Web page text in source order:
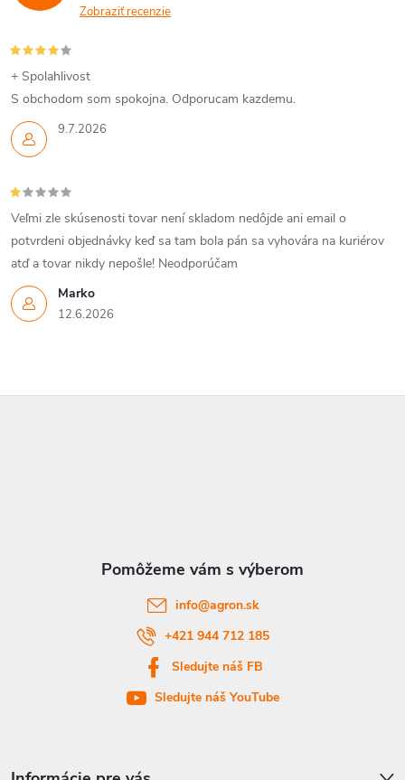
Zobraziť recenzie
9.7.2026
+ Spolahlivost
S obchodom som spokojna. Odporucam kazdemu.
Marko
12.6.2026
Veľmi zle skúsenosti tovar není skladom nedôjde ani email o
potvrdeni objednávky keď sa tam bola pán sa vyhovára na kuriérov
atď a tovar nikdy nepošle! Neodporúčam
info@agron.sk
+421 944 712 185
Sledujte náš FB
Sledujte náš YouTube